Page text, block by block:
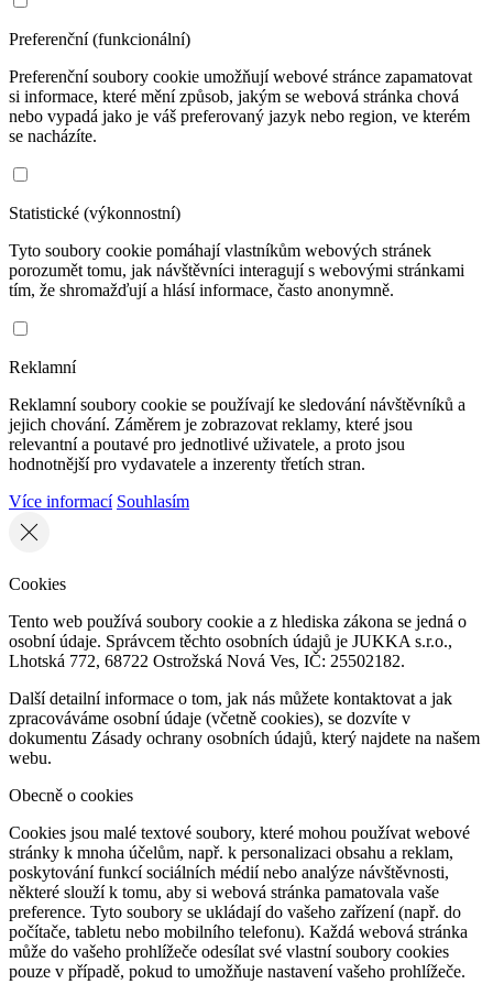
Preferenční (funkcionální)
Preferenční soubory cookie umožňují webové stránce zapamatovat
si informace, které mění způsob, jakým se webová stránka chová
nebo vypadá jako je váš preferovaný jazyk nebo region, ve kterém
se nacházíte.
Statistické (výkonnostní)
Tyto soubory cookie pomáhají vlastníkům webových stránek
porozumět tomu, jak návštěvníci interagují s webovými stránkami
tím, že shromažďují a hlásí informace, často anonymně.
Reklamní
Reklamní soubory cookie se používají ke sledování návštěvníků a
jejich chování. Záměrem je zobrazovat reklamy, které jsou
relevantní a poutavé pro jednotlivé uživatele, a proto jsou
hodnotnější pro vydavatele a inzerenty třetích stran.
Více informací Souhlasím
Cookies
Tento web používá soubory cookie a z hlediska zákona se jedná o
osobní údaje. Správcem těchto osobních údajů je JUKKA s.r.o.,
Lhotská 772, 68722 Ostrožská Nová Ves, IČ: 25502182.
Další detailní informace o tom, jak nás můžete kontaktovat a jak
zpracováváme osobní údaje (včetně cookies), se dozvíte v
dokumentu Zásady ochrany osobních údajů, který najdete na našem
webu.
Obecně o cookies
Cookies jsou malé textové soubory, které mohou používat webové
stránky k mnoha účelům, např. k personalizaci obsahu a reklam,
poskytování funkcí sociálních médií nebo analýze návštěvnosti,
některé slouží k tomu, aby si webová stránka pamatovala vaše
preference. Tyto soubory se ukládají do vašeho zařízení (např. do
počítače, tabletu nebo mobilního telefonu). Každá webová stránka
může do vašeho prohlížeče odesílat své vlastní soubory cookies
pouze v případě, pokud to umožňuje nastavení vašeho prohlížeče.